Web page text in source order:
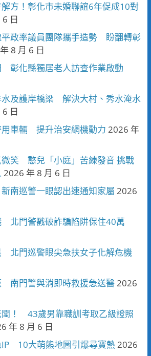
方！彰化市未婚聯誼6年促成10對
日
平政率議員團隊攜手造勢 盼翻轉彰
8 月 6 日
彰化縣獨居老人訪查作業啟動
水及護岸橋梁 解決大村、秀水淹水
日
用車輛 提升治安網機動力 2026 年
笑 憨兒「小庭」苦練發音 挑戰
2026 年 8 月 6 日
南巡警一眼認出速通知家屬 2026
北門警戳破詐騙陷阱保住40萬
北門巡警眼尖急扶女子化解危機
南門警與消即時救援急送醫2026
闆！ 43歲男靠職訓考取乙級證照
年 8 月 6 日
IP 10大萌熊地圖引爆尋寶熱2026